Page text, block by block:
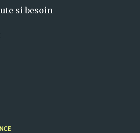
si besoin